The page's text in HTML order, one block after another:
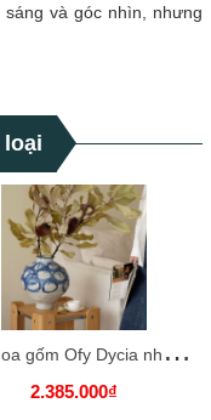
và góc nhìn, nhưng
loại
B
ình hoa gốm Ofy Dycia nhập khẩu cao cấp / Ofy Dycia Vase
2.385.000₫